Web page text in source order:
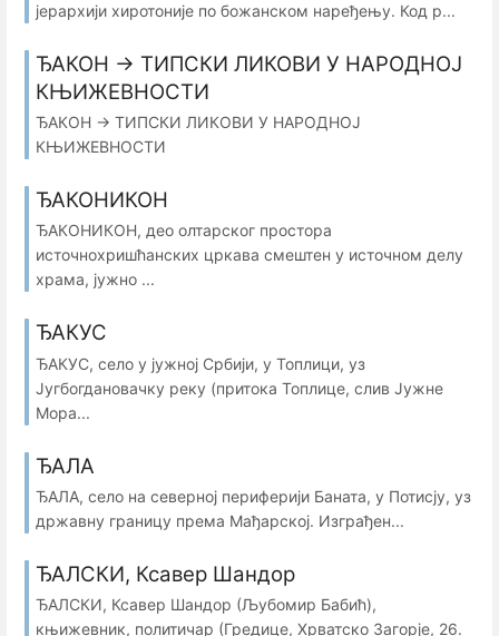
јерархији хиротоније по божанском наређењу. Код р...
ЂАКОН → ТИПСКИ ЛИКОВИ У НАРОДНОЈ
КЊИЖЕВНОСТИ
ЂАКОН → ТИПСКИ ЛИКОВИ У НАРОДНОЈ
КЊИЖЕВНОСТИ
ЂАКОНИКОН
ЂАКОНИКОН, део олтарског простора
источнохришћанских цркава смештен у источном делу
храма, јужно ...
ЂАКУС
ЂАКУС, село у јужној Србији, у Топлици, уз
Југбогдановачку реку (притока Топлице, слив Јужне
Мора...
ЂАЛА
ЂАЛА, село на северној периферији Баната, у Потисју, уз
државну границу према Мађарској. Изграђен...
ЂАЛСКИ, Ксавер Шандор
ЂАЛСКИ, Ксавер Шандор (Љубомир Бабић),
књижевник, политичар (Гредице, Хрватско Загорје, 26.